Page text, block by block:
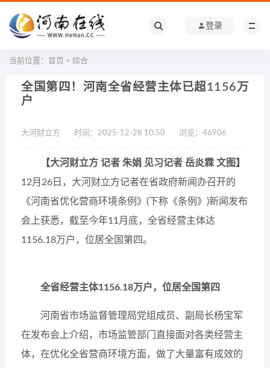
登录
当前位置： 首页 > 综合
全国第四！河南全省经营主体已超1156万
户
大河财立方 时间：2025-12-28 10:50 浏览： 46906
【大河财立方 记者 朱娟 见习记者 岳炎霖 文图】
12月26日，大河财立方记者在省政府新闻办召开的
《河南省优化营商环境条例》(下称《条例》)新闻发布
会上获悉，截至今年11月底，全省经营主体达
1156.18万户，位居全国第四。
全省经营主体1156.18万户，位居全国第四
河南省市场监督管理局党组成员、副局长杨宝军
在发布会上介绍，市场监管部门直接面对各类经营主
体，在优化全省营商环境方面，做了大量富有成效的